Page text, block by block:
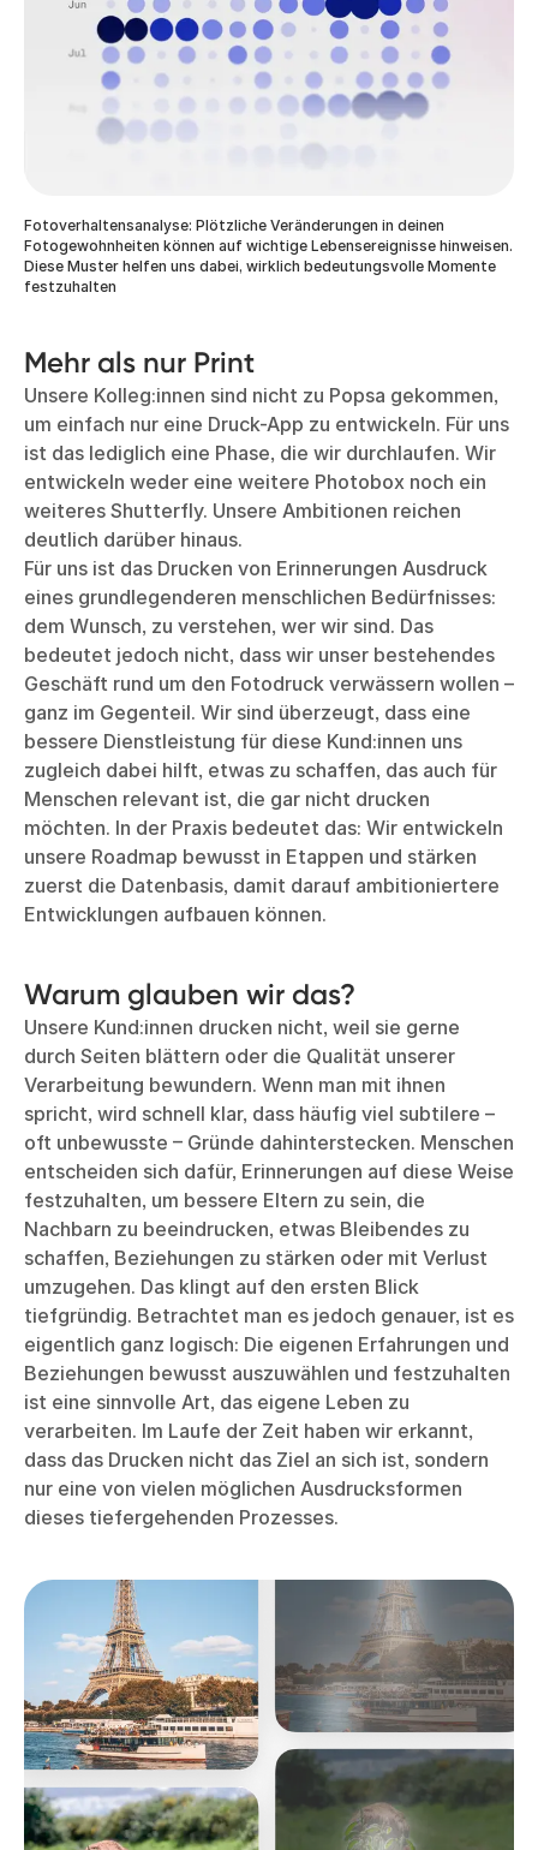
Fotoverhaltensanalyse: Plötzliche Veränderungen in deinen
Fotogewohnheiten können auf wichtige Lebensereignisse hinweisen.
Diese Muster helfen uns dabei, wirklich bedeutungsvolle Momente
festzuhalten
Mehr als nur Print
Unsere Kolleg:innen sind nicht zu Popsa gekommen,
um einfach nur eine Druck-App zu entwickeln. Für uns
ist das lediglich eine Phase, die wir durchlaufen. Wir
entwickeln weder eine weitere Photobox noch ein
weiteres Shutterfly. Unsere Ambitionen reichen
deutlich darüber hinaus.
Für uns ist das Drucken von Erinnerungen Ausdruck
eines grundlegenderen menschlichen Bedürfnisses:
dem Wunsch, zu verstehen, wer wir sind. Das
bedeutet jedoch nicht, dass wir unser bestehendes
Geschäft rund um den Fotodruck verwässern wollen –
ganz im Gegenteil. Wir sind überzeugt, dass eine
bessere Dienstleistung für diese Kund:innen uns
zugleich dabei hilft, etwas zu schaffen, das auch für
Menschen relevant ist, die gar nicht drucken
möchten. In der Praxis bedeutet das: Wir entwickeln
unsere Roadmap bewusst in Etappen und stärken
zuerst die Datenbasis, damit darauf ambitioniertere
Entwicklungen aufbauen können.
Warum glauben wir das?
Unsere Kund:innen drucken nicht, weil sie gerne
durch Seiten blättern oder die Qualität unserer
Verarbeitung bewundern. Wenn man mit ihnen
spricht, wird schnell klar, dass häufig viel subtilere –
oft unbewusste – Gründe dahinterstecken. Menschen
entscheiden sich dafür, Erinnerungen auf diese Weise
festzuhalten, um bessere Eltern zu sein, die
Nachbarn zu beeindrucken, etwas Bleibendes zu
schaffen, Beziehungen zu stärken oder mit Verlust
umzugehen. Das klingt auf den ersten Blick
tiefgründig. Betrachtet man es jedoch genauer, ist es
eigentlich ganz logisch: Die eigenen Erfahrungen und
Beziehungen bewusst auszuwählen und festzuhalten
ist eine sinnvolle Art, das eigene Leben zu
verarbeiten. Im Laufe der Zeit haben wir erkannt,
dass das Drucken nicht das Ziel an sich ist, sondern
nur eine von vielen möglichen Ausdrucksformen
dieses tiefergehenden Prozesses.